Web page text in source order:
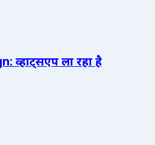
व्हाट्सएप ला रहा है